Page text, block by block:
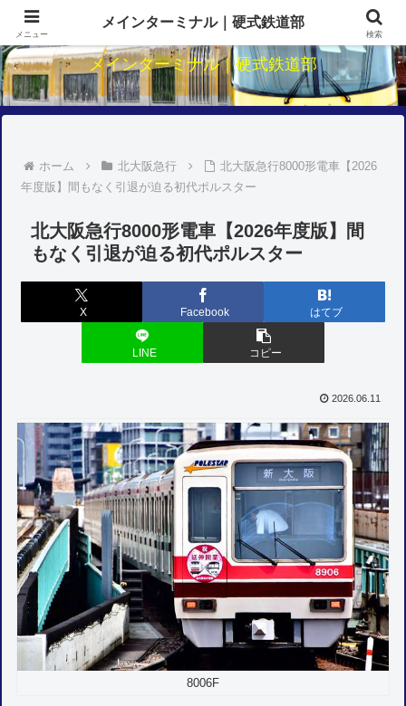
関西鉄道のダイヤ・駅・路線研究
メインターミナル｜硬式鉄道部
ホーム 北大阪急行
北大阪急行8000形電車【2026
年度版】間もなく引退が迫る初代ポルスター
北大阪急行8000形電車【2026年度版】間
もなく引退が迫る初代ポルスター
X Facebook はてブ
LINE コピー
2026.06.11
8006F
メニュー
メインターミナル｜硬式鉄道部
検索